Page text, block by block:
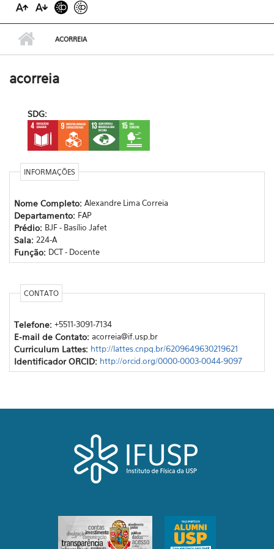
ACORREIA
acorreia
SDG:
INFORMAÇÕES
Nome Completo: Alexandre Lima Correia
Departamento: FAP
Prédio: BJF - Basílio Jafet
Sala: 224-A
Função: DCT - Docente
CONTATO
Telefone: +5511-3091-7134
E-mail de Contato: acorreia@if.usp.br
Curriculum Lattes: http://lattes.cnpq.br/6209649630219621
Identificador ORCID: http://orcid.org/0000-0003-0044-9097